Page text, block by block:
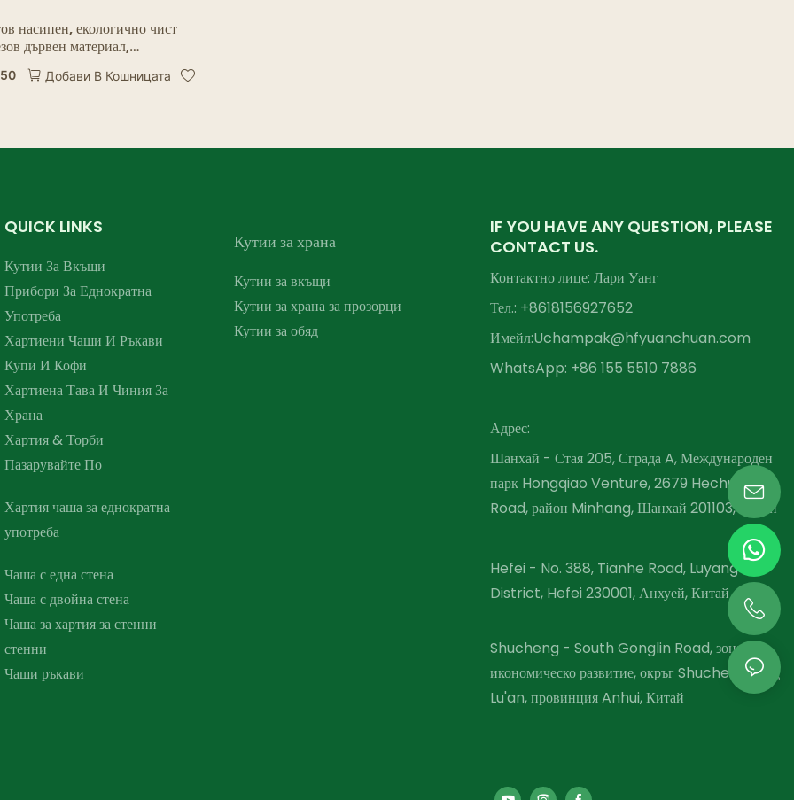
насипен, екологично чист
дървен материал,
160 мм дървен
прибори за хранене
Добави В Кошницата
QUICK LINKS
Кутии За Вкъщи
Прибори За Еднократна
Употреба
Хартиени Чаши И Ръкави
Купи И Кофи
Хартиена Тава И Чиния За
Храна
Хартия & Торби
Пазарувайте По
Хартия чаша за еднократна
употреба
Чаша с една стена
Чаша с двойна стена
Чаша за хартия за стенни
стенни
Чаши ръкави
Кутии за храна
Кутии за вкъщи
Кутии за храна за прозорци
Кутии за обяд
IF YOU HAVE ANY QUESTION, PLEASE
CONTACT US.
Контактно лице: Лари Уанг
Тел.: +8618156927652
Имейл:Uchampak@hfyuanchuan.com
WhatsApp: +86 155 5510 7886
Адрес:
Шанхай - Стая 205, Сграда A, Международен
парк Hongqiao Venture, 2679 Hechuan
Road, район Minhang, Шанхай 201103, Китай
Hefei - No. 388, Tianhe Road, Luyang
District, Hefei 230001, Анхуей, Китай
Shucheng - South Gonglin Road, зона за
икономическо развитие, окръг Shucheng, град
Lu'an, провинция Anhui, Китай